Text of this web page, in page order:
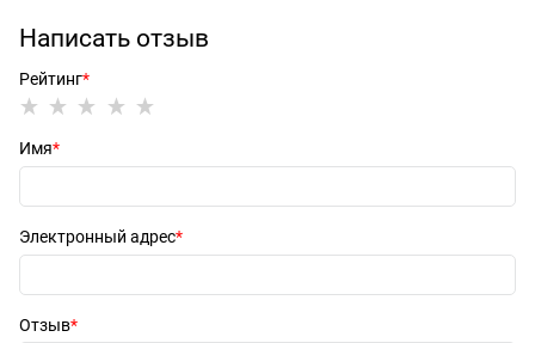
Написать отзыв
Рейтинг
Имя
Электронный адрес
Отзыв